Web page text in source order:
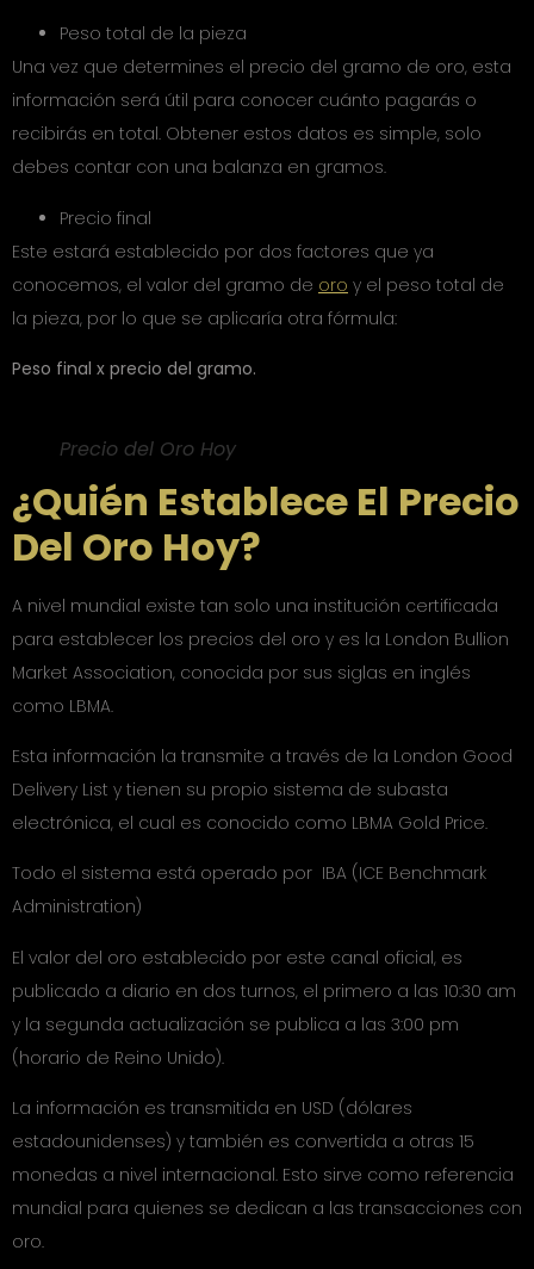
Peso total de la pieza
Una vez que determines el precio del gramo de oro, esta
información será útil para conocer cuánto pagarás o
recibirás en total. Obtener estos datos es simple, solo
debes contar con una balanza en gramos.
Precio final
Este estará establecido por dos factores que ya
conocemos, el valor del gramo de oro y el peso total de
la pieza, por lo que se aplicaría otra fórmula:
Peso final x precio del gramo.
Precio del Oro Hoy
¿Quién Establece El Precio
Del Oro Hoy?
A nivel mundial existe tan solo una institución certificada
para establecer los precios del oro y es la London Bullion
Market Association, conocida por sus siglas en inglés
como LBMA.
Esta información la transmite a través de la London Good
Delivery List y tienen su propio sistema de subasta
electrónica, el cual es conocido como LBMA Gold Price.
Todo el sistema está operado por IBA (ICE Benchmark
Administration)
El valor del oro establecido por este canal oficial, es
publicado a diario en dos turnos, el primero a las 10:30 am
y la segunda actualización se publica a las 3:00 pm
(horario de Reino Unido).
La información es transmitida en USD (dólares
estadounidenses) y también es convertida a otras 15
monedas a nivel internacional. Esto sirve como referencia
mundial para quienes se dedican a las transacciones con
oro.